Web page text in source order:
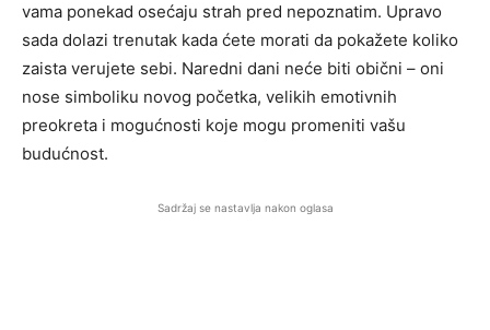
vama ponekad osećaju strah pred nepoznatim. Upravo
sada dolazi trenutak kada ćete morati da pokažete koliko
zaista verujete sebi. Naredni dani neće biti obični – oni
nose simboliku novog početka, velikih emotivnih
preokreta i mogućnosti koje mogu promeniti vašu
budućnost.
Sadržaj se nastavlja nakon oglasa